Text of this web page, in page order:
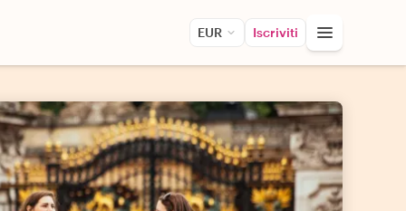
EUR Iscriviti